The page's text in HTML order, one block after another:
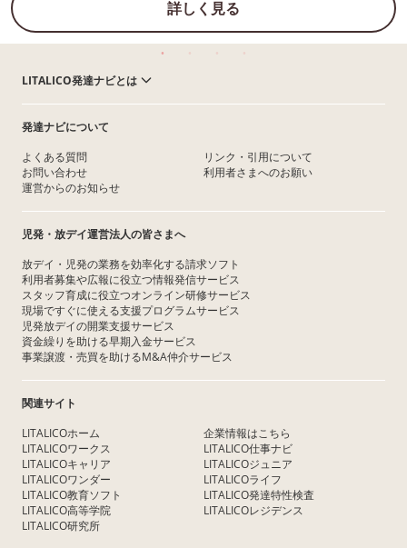
詳しく見る
LITALICO発達ナビとは
発達ナビについて
よくある質問
お問い合わせ
運営からのお知らせ
リンク・引用について
利用者さまへのお願い
児発・放デイ運営法人の皆さまへ
放デイ・児発の業務を効率化する請求ソフト
利用者募集や広報に役立つ情報発信サービス
スタッフ育成に役立つオンライン研修サービス
現場ですぐに使える支援プログラムサービス
児発放デイの開業支援サービス
資金繰りを助ける早期入金サービス
事業譲渡・売買を助けるM&A仲介サービス
関連サイト
LITALICOホーム
LITALICOワークス
LITALICOキャリア
LITALICOワンダー
LITALICO教育ソフト
LITALICO高等学院
LITALICO研究所
企業情報はこちら
LITALICO仕事ナビ
LITALICOジュニア
LITALICOライフ
LITALICO発達特性検査
LITALICOレジデンス